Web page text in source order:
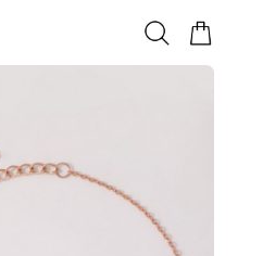
웨딩/다이아 가드링/반지